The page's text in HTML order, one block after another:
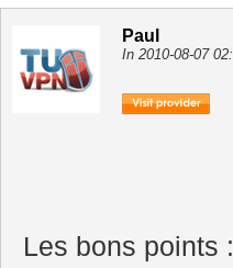
Paul
In 2010-08-07
Les bons points